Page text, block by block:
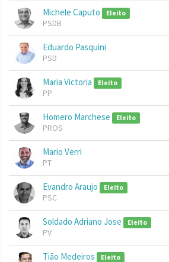
Michele Caputo Eleito
PSDB
Eduardo Pasquini
PSD
Maria Victoria Eleito
PP
Homero Marchese Eleito
PROS
Mario Verri
PT
Evandro Araujo Eleito
PSC
Soldado Adriano Jose Eleito
PV
Tião Medeiros Eleito